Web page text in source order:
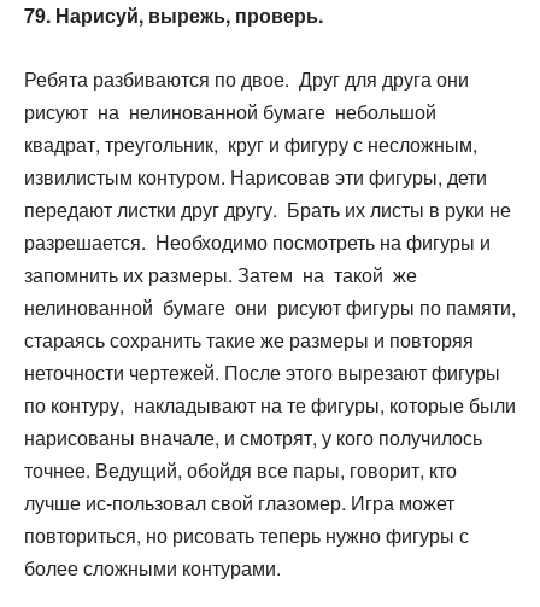
79. Нарисуй, вырежь, проверь.
Ребята разбиваются по двое. Друг для друга они
рисуют на нелинованной бумаге небольшой
квадрат, треугольник, круг и фигуру с несложным,
извилистым контуром. Нарисовав эти фигуры, дети
передают листки друг другу. Брать их листы в руки не
разрешается. Необходимо посмотреть на фигуры и
запомнить их размеры. Затем на такой же
нелинованной бумаге они рисуют фигуры по памяти,
стараясь сохранить такие же размеры и повторяя
неточности чертежей. После этого вырезают фигуры
по контуру, накладывают на те фигуры, которые были
нарисованы вначале, и смотрят, у кого получилось
точнее. Ведущий, обойдя все пары, говорит, кто
лучше ис-пользовал свой глазомер. Игра может
повториться, но рисовать теперь нужно фигуры с
более сложными контурами.